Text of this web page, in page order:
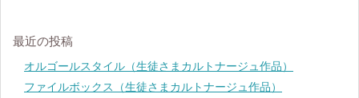
最近の投稿
オルゴールスタイル（生徒さまカルトナージュ作品）
ファイルボックス（生徒さまカルトナージュ作品）